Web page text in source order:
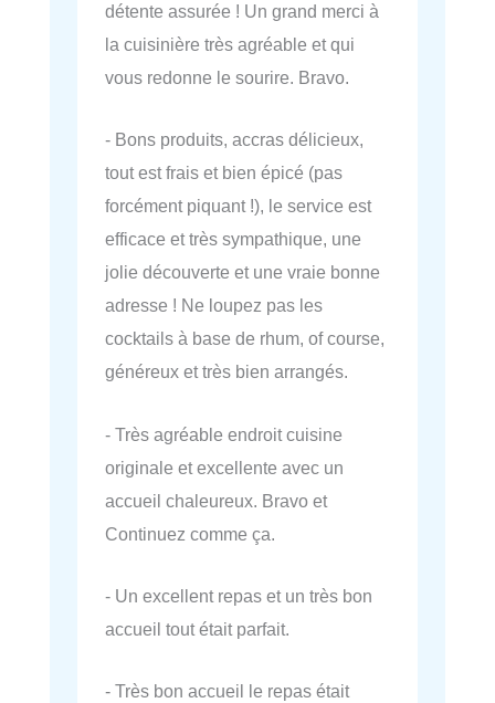
détente assurée ! Un grand merci à
la cuisinière très agréable et qui
vous redonne le sourire. Bravo.
- Bons produits, accras délicieux,
tout est frais et bien épicé (pas
forcément piquant !), le service est
efficace et très sympathique, une
jolie découverte et une vraie bonne
adresse ! Ne loupez pas les
cocktails à base de rhum, of course,
généreux et très bien arrangés.
- Très agréable endroit cuisine
originale et excellente avec un
accueil chaleureux. Bravo et
Continuez comme ça.
- Un excellent repas et un très bon
accueil tout était parfait.
- Très bon accueil le repas était